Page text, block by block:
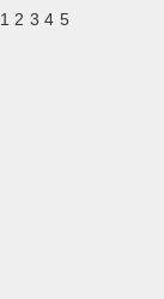
1 2 3 4 5